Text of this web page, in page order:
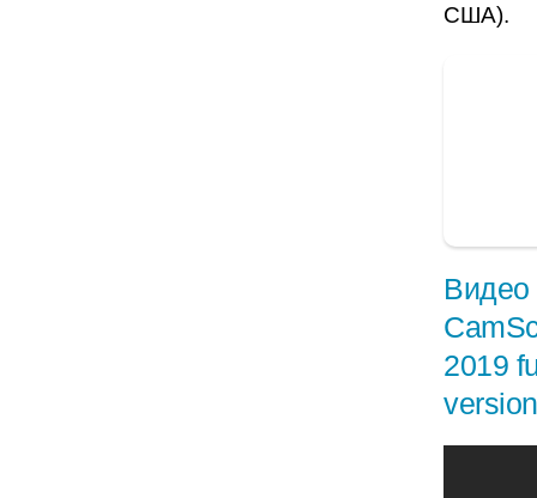
США).
Видео
2019